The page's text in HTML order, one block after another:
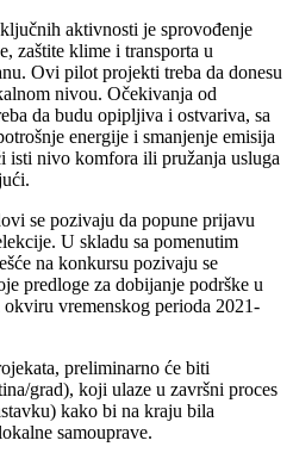
aktivnosti je sprovođenje
zaštite klime i transporta u
Ovi pilot projekti treba da donesu
nivou. Očekivanja od
da budu opipljiva i ostvariva, sa
energije i smanjenje emisija
isti nivo komfora ili pružanja usluga
se pozivaju da popune prijavu
U skladu sa pomenutim
na konkursu pozivaju se
predloge za dobijanje podrške u
vremenskog perioda 2021-
preliminarno će biti
grad), koji ulaze u završni proces
kako bi na kraju bila
samouprave.